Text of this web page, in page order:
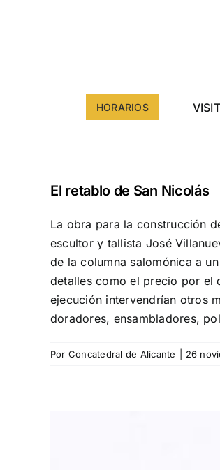
HORARIOS
El retablo de San Nicolás
La obra para la construcción
escultor y tallista José
de la columna salomónica a
detalles como el precio por el
ejecución intervendrían otros
doradores, ensambladores,
Por Concatedral de Alicante 26